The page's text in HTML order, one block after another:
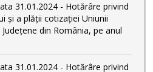
31.01.2024 - Hotărâre privind
și a plății cotizației Uniunii
din România, pe anul
31.01.2024 - Hotărâre privind